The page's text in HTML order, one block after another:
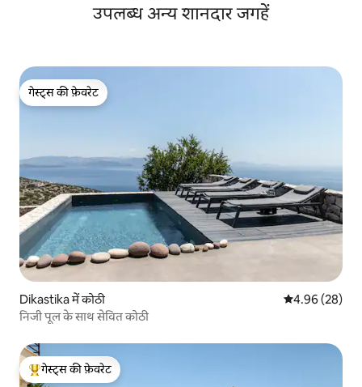
उपलब्ध अन्य शानदार जगहें
गेस्ट्स की फ़ेवरेट
गेस्ट्स की फ़ेवरेट
Dikastika में कोठी औसत रेटिंग 5 में
4.96 (28)
निजी पूल के साथ सेवित कोठी
गेस्ट्स का टॉप फ़ेवरेट
गेस्ट्स की फ़ेवरेट